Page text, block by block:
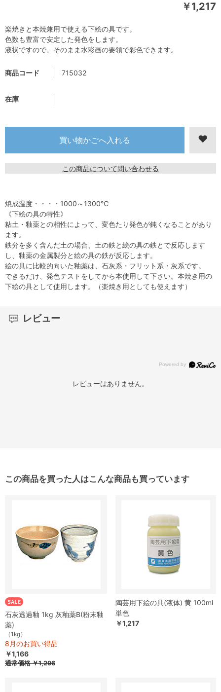
￥1,217
商品コード 715032
在庫
この商品について問い合わせる
楽焼きと本焼兼用で使える下絵の具です。
色数も豊富で安定した発色をします。
液状ですので、そのまま水彩画の要領で彩色できます。
焼成温度・・・・1000～1300℃
《下絵の具の特性》
粘土・釉薬との相性によって、変色たり発色が鈍くなることがあり
ます。
鉄分を多く含んだ土の場合、土の鉄と絵の具の鉄とで反応します
し、釉薬の金属製分と絵の具の鉄が反応します。
絵の具に比較的向いた釉薬は、石灰系・フリット系・灰系です。
できるだけ、発色テストをしてから本使用して下さい。本焼き用の
下絵の具として使用します。（楽焼き用としても使えます）
レビュー
レビューはありません。
この商品を買った人はこんな商品も買っています
石灰透過釉 1kg 灰釉薬B(粉末釉
薬)
（1kg）
8月のお買い得品
￥1,166
通常価格￥1,296
陶芸用下絵の具(液体) 黄 100ml
単色
￥1,217